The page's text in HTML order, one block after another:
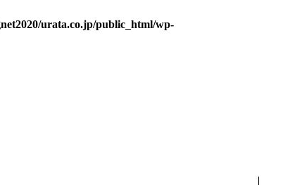
urata.co.jp/public_html/wp-